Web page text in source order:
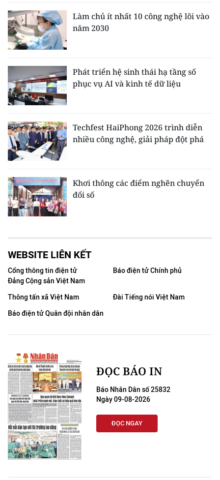
Làm chủ ít nhất 10 công nghệ lõi vào
năm 2030
Phát triển hệ sinh thái hạ tầng số
phục vụ AI và kinh tế dữ liệu
Techfest HaiPhong 2026 trình diễn
nhiều công nghệ, giải pháp đột phá
Khơi thông các điểm nghẽn chuyển
đổi số
WEBSITE LIÊN KẾT
Cổng thông tin điện tử
Đảng Cộng sản Việt Nam
Báo điện tử Chính phủ
Thông tấn xã Việt Nam
Đài Tiếng nói Việt Nam
Báo điện tử Quân đội nhân dân
ĐỌC BÁO IN
Báo Nhân Dân số 25832
Ngày 09-08-2026
ĐỌC NGAY